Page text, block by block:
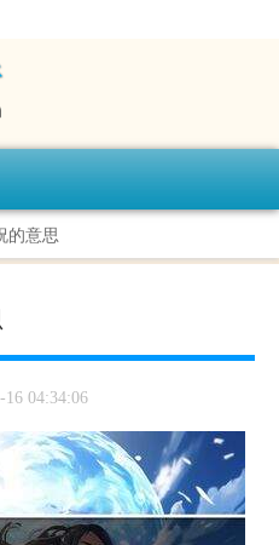
的意思
16 04:34:06